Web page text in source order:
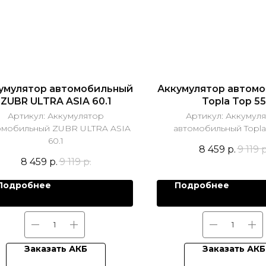
автомобильный
ZUBR ULTRA ASIA 60.1
Артикул: Аккумулятор
ZUBR ULTRA ASIA
60.1
8 459 р.9 119 р.
Заказать АКБ
Аккумулятор
Topla Top 55
Артикул:
автомобильный
8 459 р.9 119
Подробнее
Заказать АКБ